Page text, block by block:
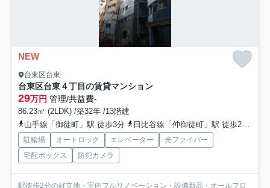
NEW
台東区台東
台東区台東４丁目の賃貸マンション
29万円 管理/共益費-
86.23㎡ (2LDK) /築32年 /13階建
山手線「御徒町」駅 徒歩3分
日比谷線「仲御徒町」駅 徒歩2分
駐輪場 オートロック エレベーター
光ファイバー
宅配ボックス
防犯カメラ
駅徒歩2分の好立地・室内フルリノベーション・設備新品・オールフロ